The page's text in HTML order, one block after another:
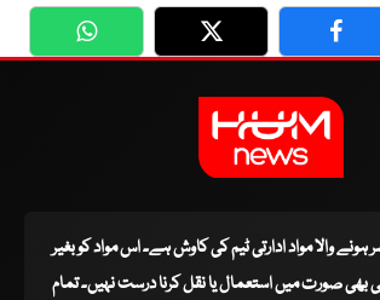
WhatsApp Twitter
ہونے والا مواد ادارتی ٹیم کی کاوش ہے۔ اس مواد کو بغیر
صورت میں استعمال یا نقل کرنا درست نہیں۔ تمام